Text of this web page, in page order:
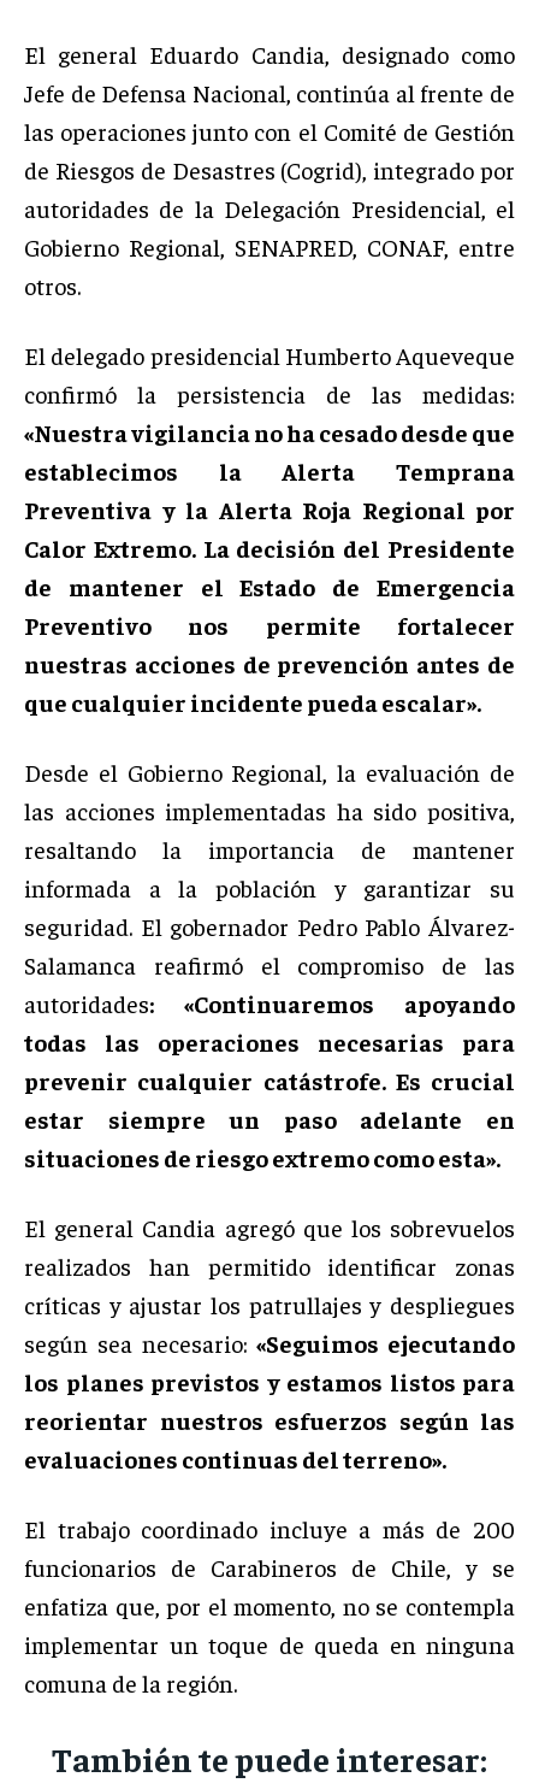
El general Eduardo Candia, designado como
Jefe de Defensa Nacional, continúa al frente de
las operaciones junto con el Comité de Gestión
de Riesgos de Desastres (Cogrid), integrado por
autoridades de la Delegación Presidencial, el
Gobierno Regional, SENAPRED, CONAF, entre
otros.
El delegado presidencial Humberto Aqueveque
confirmó la persistencia de las medidas:
«Nuestra vigilancia no ha cesado desde que
establecimos la Alerta Temprana
Preventiva y la Alerta Roja Regional por
Calor Extremo. La decisión del Presidente
de mantener el Estado de Emergencia
Preventivo nos permite fortalecer
nuestras acciones de prevención antes de
que cualquier incidente pueda escalar».
Desde el Gobierno Regional, la evaluación de
las acciones implementadas ha sido positiva,
resaltando la importancia de mantener
informada a la población y garantizar su
seguridad. El gobernador Pedro Pablo Álvarez-
Salamanca reafirmó el compromiso de las
autoridades: «Continuaremos apoyando
todas las operaciones necesarias para
prevenir cualquier catástrofe. Es crucial
estar siempre un paso adelante en
situaciones de riesgo extremo como esta».
El general Candia agregó que los sobrevuelos
realizados han permitido identificar zonas
críticas y ajustar los patrullajes y despliegues
según sea necesario:«Seguimos ejecutando
los planes previstos y estamos listos para
reorientar nuestros esfuerzos según las
evaluaciones continuas del terreno».
El trabajo coordinado incluye a más de 200
funcionarios de Carabineros de Chile, y se
enfatiza que, por el momento, no se contempla
implementar un toque de queda en ninguna
comuna de la región.
También te puede interesar: